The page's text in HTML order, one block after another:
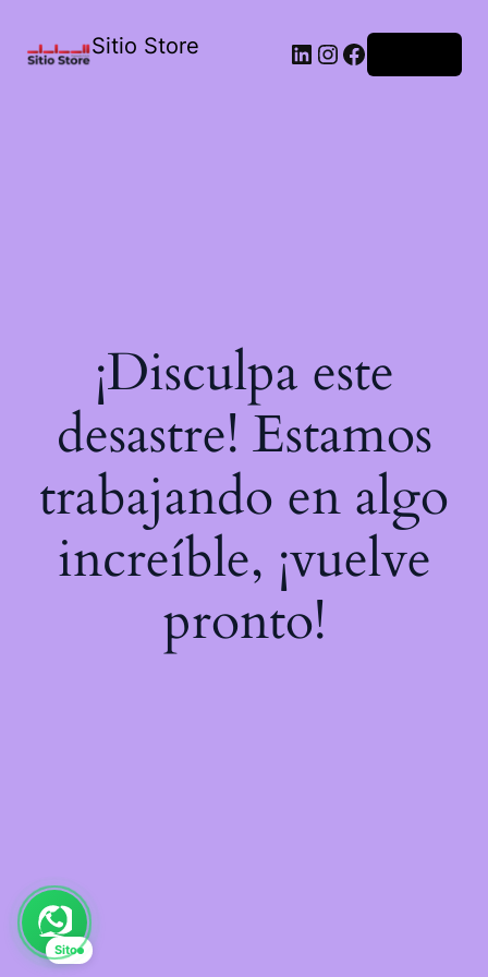
Sitio Store
¡Disculpa este
desastre! Estamos
trabajando en algo
increíble, ¡vuelve
pronto!
Sito